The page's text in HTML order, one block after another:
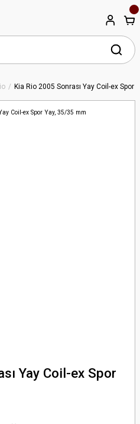
Kia Rio 2005 Sonrası Yay Coil-ex Spor
Yay Coil-ex Spor